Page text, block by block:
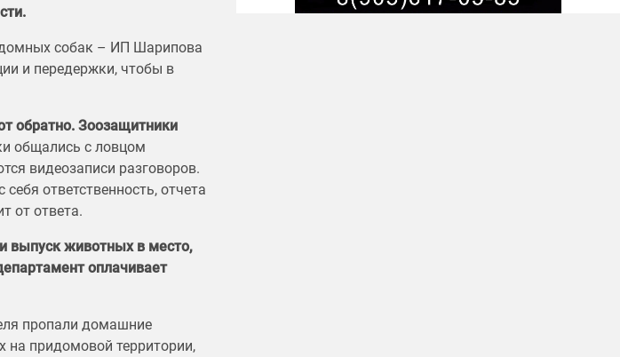
собак – ИП Шарипова
и передержки, чтобы в
обратно. Зоозащитники
общались с ловцом
видеозаписи разговоров.
ответственность, отчета
от ответа.
выпуск животных в место,
оплачивает
пропали домашние
придомовой территории,